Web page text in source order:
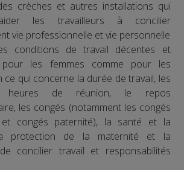
crèches et autres installations qui
les travailleurs à concilier
vie professionnelle et vie personnelle
conditions de travail décentes et
pour les femmes comme pour les
ce qui concerne la durée de travail, les
de réunion, le repos
les congés (notamment les congés
et congés paternité), la santé et la
protection de la maternité et la
concilier travail et responsabilités